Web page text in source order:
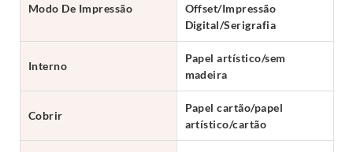
Modo De Impressão
Offset/Impressão
Digital/Serigrafia
Interno
Papel artístico/sem
madeira
Cobrir
Papel cartão/papel
artístico/cartão